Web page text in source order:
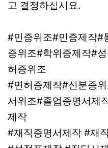
고 결정하십시요.
#민증위조#민증제작#
증위조#학위증제작#
허증위조
#면허증제작#신분증
서위조#졸업증명서제
제작
#재직증명서제작 #재